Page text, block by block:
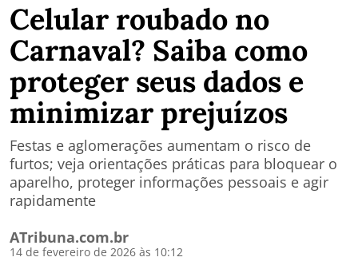
Celular roubado no
Carnaval? Saiba como
proteger seus dados e
minimizar prejuízos
Festas e aglomerações aumentam o risco de
furtos; veja orientações práticas para bloquear o
aparelho, proteger informações pessoais e agir
rapidamente
ATribuna.com.br
14 de fevereiro de 2026 às 10:12